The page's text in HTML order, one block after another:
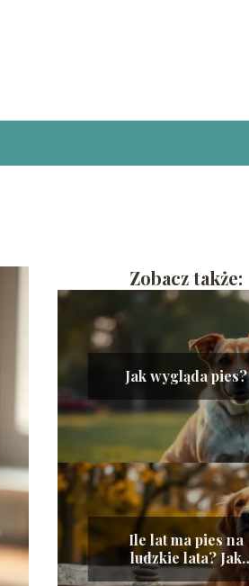
Zobacz także:
Jak wygląda pies?
Ile lat ma pies na
ludzkie lata? Jak
obliczyć wiek psa